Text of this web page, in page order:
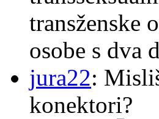
transženske
osobe s dva
jura22:
konektori?